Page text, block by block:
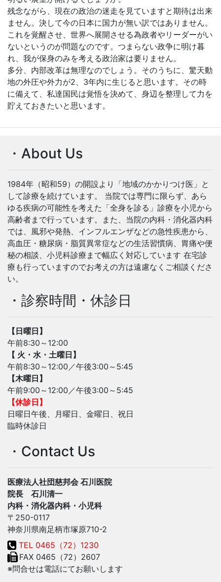
残念ながら、現在の政治の迷走を見ていますと期待は出来
ません。決して今の日本に国力が無い訳ではありません。
これを覚醒させ、世界へ展開させる為政者やリーダーがい
ないというのが問題なのです。つまらない政争に明け暮
れ、我が保身のみを考える政治家は要りません。
多分、内部改革は無理なのでしょう。そのうちに、驚天動
地の外圧や外力が2、3年内に生じると思います。その時
に備えて、私達国民は覚悟を決めて、身辺を整理して力を
貯えておきたいと思います。
・About Us
1984年（昭和59）の開設より「地域のかかりつけ医」と
して診療を続けています。 当院では専門に限らず、あら
ゆる疾病の可能性を考えた「全身を診る」診療を小児から
高齢者まで行っています。また、当院の内科・消化器内科
では、風邪や発熱、インフルエンザなどの急性疾患から、
高血圧・糖尿病・脂質異常症などの生活習慣病、胃痛や便
秘の相談、小児科診療まで幅広く対応しています 在宅診
療も行っていますのでお考えの方は遠慮なくご相談くださ
い。
・診察時間・休診日
【日曜日】
午前8:30～12:00
【 火・水・土曜日】
午前8:30～12:00／午後3:00～5:45
【木曜日】
午前9:00～12:00／午後3:00～5:45
【休診日】
日曜日午後、月曜日、金曜日、祝日
臨時休診日
・Contact Us
医療法人社団慈邦会 石川医院
院長 石川清一
内科・消化器内科・小児科
〒250-0117
神奈川県南足柄市塚原710-2
TEL 0465（72）1230
FAX 0465（72）2607
※問合せは電話にてお願いします